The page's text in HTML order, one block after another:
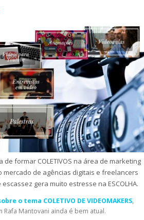
formar COLETIVOS na área de marketing
mercado de agências digitais e freelancers
gera muito estresse na ESCOLHA.
o tema COLETIVO DE VIDEOMAKERS,
Rafa Mantovani ainda é bem atual.